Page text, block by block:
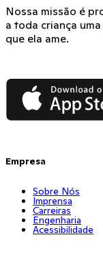
Nossa missão é
a toda criança
que ela ame.
App Store
Empresa
Sobre Nós
Imprensa
Carreiras
Engenharia
Acessibilidade